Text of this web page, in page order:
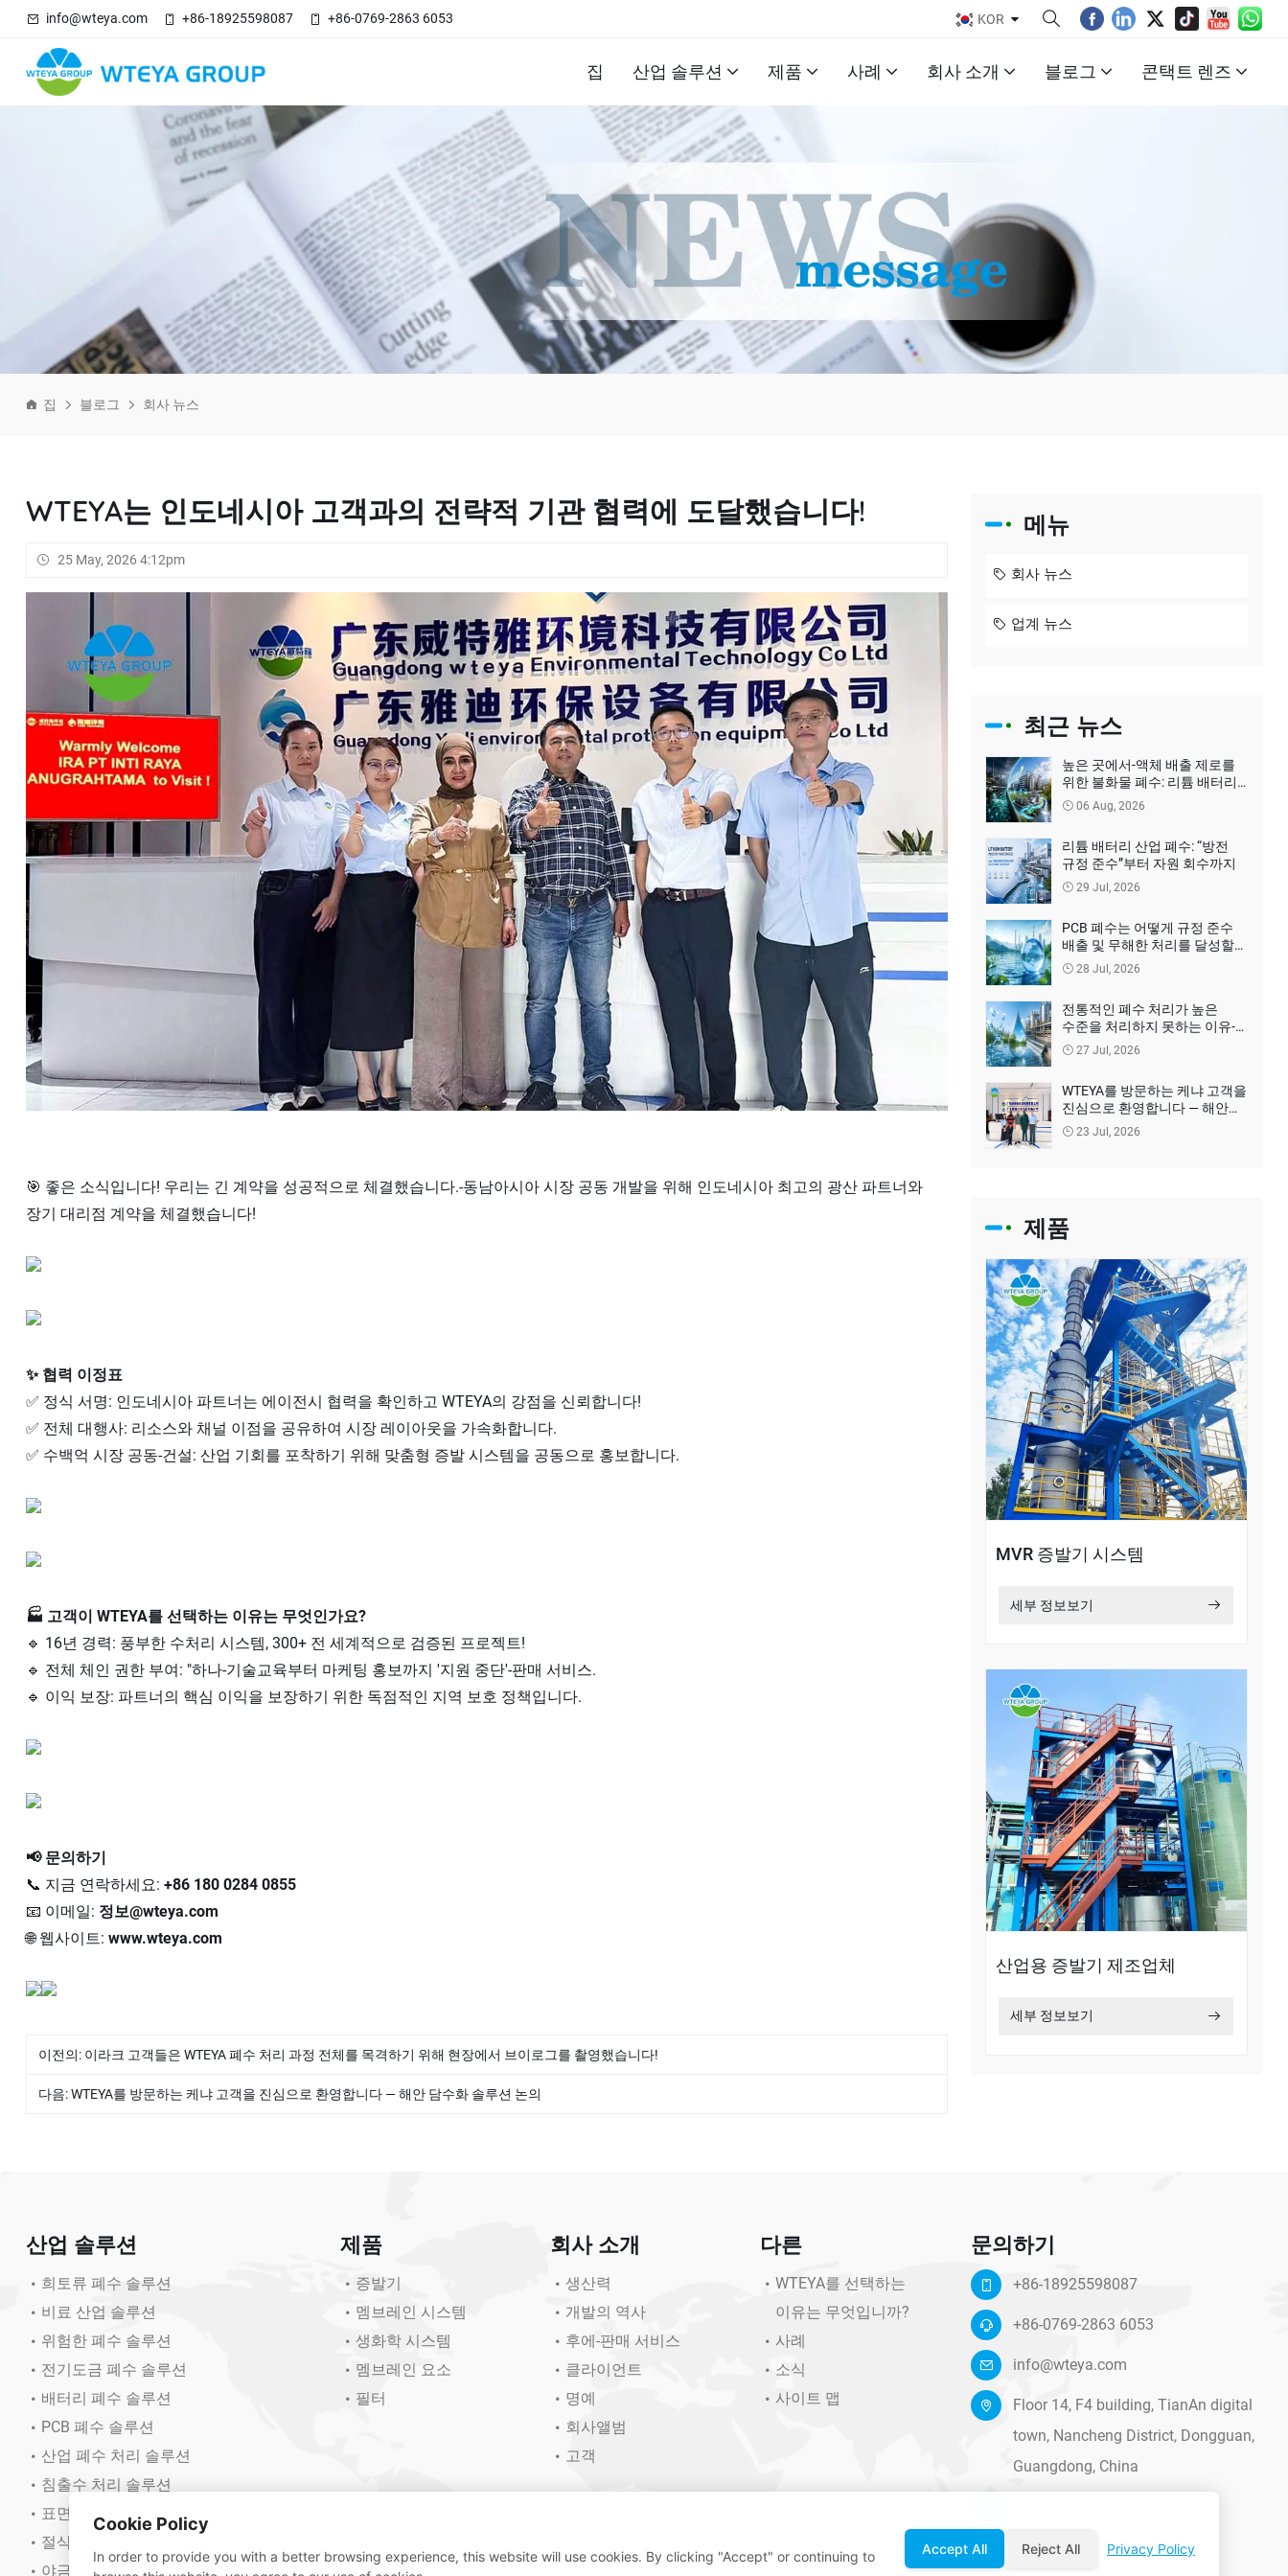
info@wteya.com +86-18925598087 +86-0769-2863 6053 KOR
집 산업 솔루션 제품 사례 회사 소개 블로그 콘택트 렌즈
집 블로그 회사 뉴스
WTEYA는 인도네시아 고객과의 전략적 기관 협력에 도달했습니다!
25 May, 2026 4:12pm
🎯 좋은 소식입니다! 우리는 긴 계약을 성공적으로 체결했습니다.-동남아시아 시장 공동 개발을 위해 인도네시아 최고의 광산 파트너와
장기 대리점 계약을 체결했습니다!
✨ 협력 이정표
✅ 정식 서명: 인도네시아 파트너는 에이전시 협력을 확인하고 WTEYA의 강점을 신뢰합니다!
✅ 전체 대행사: 리소스와 채널 이점을 공유하여 시장 레이아웃을 가속화합니다.
✅ 수백억 시장 공동-건설: 산업 기회를 포착하기 위해 맞춤형 증발 시스템을 공동으로 홍보합니다.
🏭 고객이 WTEYA를 선택하는 이유는 무엇인가요?
🔹 16년 경력: 풍부한 수처리 시스템, 300+ 전 세계적으로 검증된 프로젝트!
🔹 전체 체인 권한 부여: "하나-기술교육부터 마케팅 홍보까지 '지원 중단'-판매 서비스.
🔹 이익 보장: 파트너의 핵심 이익을 보장하기 위한 독점적인 지역 보호 정책입니다.
📢 문의하기
📞 지금 연락하세요: +86 180 0284 0855
📧 이메일: 정보@wteya.com
🌐 웹사이트: www.wteya.com
이전의: 이라크 고객들은 WTEYA 폐수 처리 과정 전체를 목격하기 위해 현장에서 브이로그를 촬영했습니다!
다음:WTEYA를 방문하는 케냐 고객을 진심으로 환영합니다 — 해안 담수화 솔루션 논의
메뉴
회사 뉴스
업계 뉴스
최근 뉴스
높은 곳에서-액체 배출 제로를
위한 불화물 폐수: 리튬 배터리
회사는 어떻게 환경 처리 비용을
줄일 수 있습니까?
06 Aug, 2026
리튬 배터리 산업 폐수: “방전
규정 준수”부터 자원 회수까지
29 Jul, 2026
PCB 폐수는 어떻게 규정 준수
배출 및 무해한 처리를 달성할
수 있습니까?
28 Jul, 2026
전통적인 폐수 처리가 높은
수준을 처리하지 못하는 이유-
COD 폐수?
27 Jul, 2026
WTEYA를 방문하는 케냐 고객을
진심으로 환영합니다 — 해안
담수화 솔루션 논의
23 Jul, 2026
제품
MVR 증발기 시스템
세부 정보보기
산업용 증발기 제조업체
세부 정보보기
산업 솔루션
희토류 폐수 솔루션
비료 산업 솔루션
위험한 폐수 솔루션
전기도금 폐수 솔루션
배터리 폐수 솔루션
PCB 폐수 솔루션
산업 폐수 처리 솔루션
침출수 처리 솔루션
표면 폐수 솔루션
절삭유 폐수 솔루션
야금폐수 솔루션
제품
증발기
멤브레인 시스템
생화학 시스템
멤브레인 요소
필터
회사 소개
생산력
개발의 역사
후에-판매 서비스
클라이언트
명예
회사앨범
고객
다른
WTEYA를 선택하는
이유는 무엇입니까?
사례
소식
사이트 맵
문의하기
+86-18925598087
+86-0769-2863 6053
info@wteya.com
Floor 14, F4 building, TianAn digital
town, Nancheng District, Dongguan,
Guangdong, China
Cookie Policy
In order to provide you with a better browsing experience, this website will use cookies. By clicking "Accept" or continuing to
Accept All Reject All Privacy Policy